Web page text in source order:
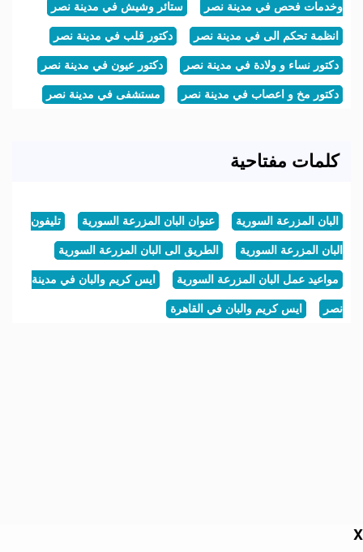
وخدمات فحص في مدينة نصر ستائر وشيش في مدينة نصر
انظمة تحكم الى في مدينة نصر دكتور قلب في مدينة نصر
دكتور نساء و ولادة في مدينة نصر دكتور عيون في مدينة نصر
دكتور مخ و اعصاب في مدينة نصر مستشفى في مدينة نصر
كلمات مفتاحية
البان المزرعة السورية عنوان البان المزرعة السورية تليفون
البان المزرعة السورية الطريق الى البان المزرعة السورية
مواعيد عمل البان المزرعة السورية ايس كريم والبان في مدينة
نصر ايس كريم والبان في القاهرة
X